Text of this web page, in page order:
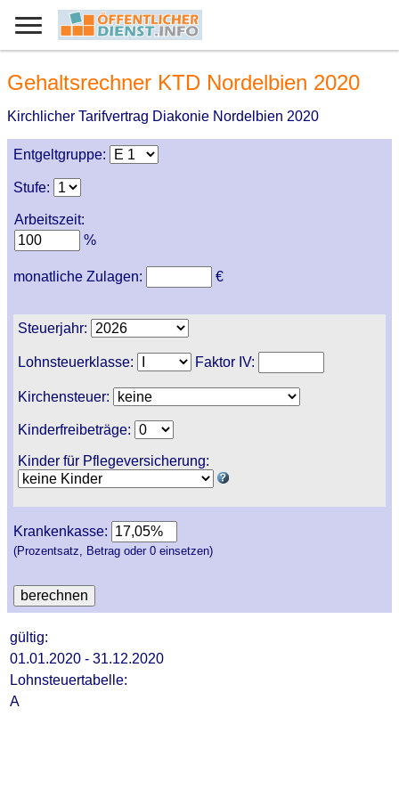
Gehaltsrechner KTD Nordelbien 2020
Kirchlicher Tarifvertrag Diakonie Nordelbien 2020
Entgeltgruppe:
Stufe:
Arbeitszeit:
%
monatliche Zulagen: €
Steuerjahr:
Lohnsteuerklasse: Faktor IV:
Kirchensteuer:
Kinderfreibeträge:
Kinder für Pflegeversicherung:
Krankenkasse:
(Prozentsatz, Betrag oder 0 einsetzen)
gültig:
01.01.2020 - 31.12.2020
Lohnsteuertabelle:
A